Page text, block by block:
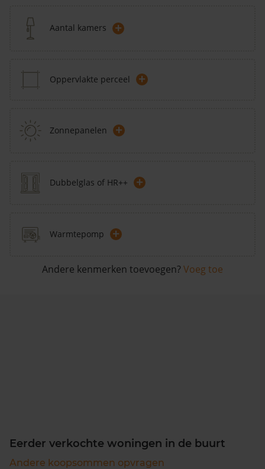
Aantal kamers +
Oppervlakte perceel +
Zonnepanelen +
Dubbelglas of HR++ +
Warmtepomp +
Andere kenmerken toevoegen? Voeg toe
Eerder verkochte woningen in de buurt
Andere koopsommen opvragen